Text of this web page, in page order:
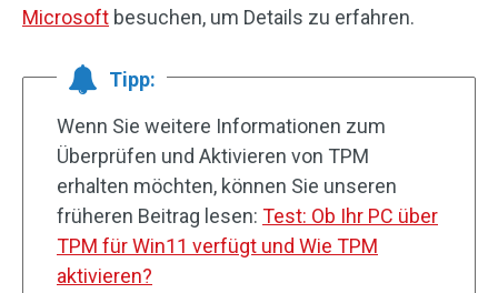
Microsoft besuchen, um Details zu erfahren.
Tipp:
Wenn Sie weitere Informationen zum
Überprüfen und Aktivieren von TPM
erhalten möchten, können Sie unseren
früheren Beitrag lesen: Test: Ob Ihr PC über
TPM für Win11 verfügt und Wie TPM
aktivieren?